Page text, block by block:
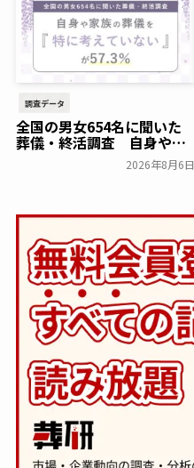
降100,000円（税込）に
【株式会社前方後円墳】～
前方後円墳～ 一般公開
調査データ
全国の男女654名に聞いた
葬儀・終活調査 自身や家
族の葬儀について「特に考
えていない」が57.3％～
2026年8月6日